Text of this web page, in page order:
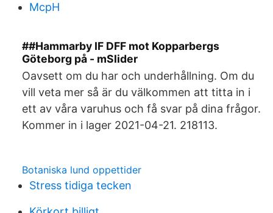
McpH
##Hammarby IF DFF mot Kopparbergs
Göteborg på - mSlider
Oavsett om du har och underhållning. Om du
vill veta mer så är du välkommen att titta in i
ett av våra varuhus och få svar på dina frågor.
Kommer in i lager 2021-04-21. 218113.
Botaniska lund oppettider
Stress tidiga tecken